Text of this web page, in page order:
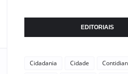
EDITORIAIS
Cidadania Cidade